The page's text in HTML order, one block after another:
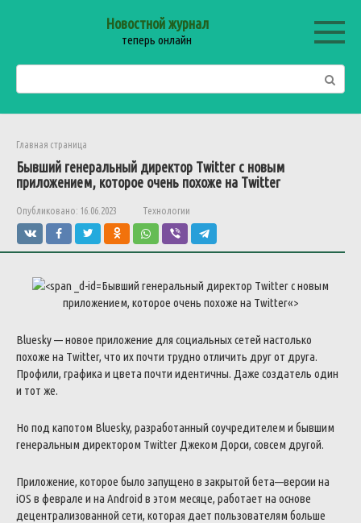
Новостной журнал
теперь онлайн
Главная страница
Бывший генеральный директор Twitter с новым
приложением, которое очень похоже на Twitter
Опубликовано: 16.06.2023 Технологии
Бывший генеральный директор Twitterсновым
приложением, которое очень похоже на Twitter«>
Bluesky—новое приложение для социальныхсетей настолько
похоже на Twitter, что ихпочти трудно отличить другот друга.
Профили, графика и цвета почти идентичны. Даже создатель один
и тот же.
Но под капотом Bluesky, разработанный соучредителем и бывшим
генеральным директором Twitter Джеком Дорси, совсем другой.
Приложение, которое было запущено в закрытой бета—версии на
iOS в феврале и на Android в этом месяце, работает на основе
децентрализованной сети, которая дает пользователям больше